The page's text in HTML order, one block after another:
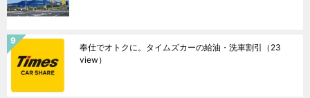
奉仕でオトクに。タイムズカーの給油・洗車割引 （23
view）